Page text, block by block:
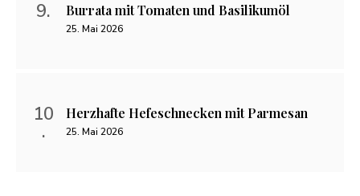
Burrata mit Tomaten und Basilikumöl
25. Mai 2026
Herzhafte Hefeschnecken mit Parmesan
25. Mai 2026